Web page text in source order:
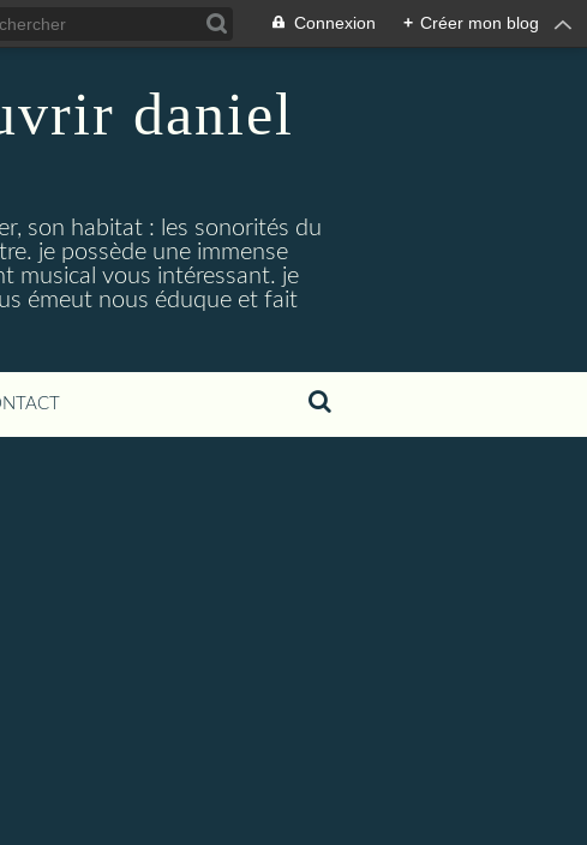
Connexion + Créer mon blog
daniel
son habitat : les sonorités du
je possède une immense
musical vous intéressant. je
émeut nous éduque et fait